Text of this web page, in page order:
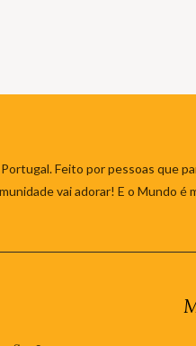
Feito por pessoas que
vai adorar! E o Mundo é